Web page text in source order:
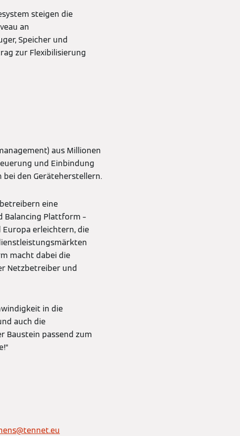
steigen die
an
Speicher und
zur Flexibilisierung
aus Millionen
und Einbindung
den Geräteherstellern.
eine
Balancing Plattform –
erleichtern, die
macht dabei die
Netzbetreiber und
in die
auch die
Baustein passend zum